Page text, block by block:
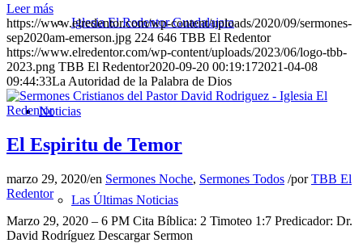
Iglesia El Redentor Guadalajara
Noticias
Las Últimas Noticias
Leer más
https://www.elredentor.com/wp-content/uploads/2020/09/sermones-
sep2020am-emerson.jpg 224 646 TBB El Redentor
https://www.elredentor.com/wp-content/uploads/2023/06/logo-tbb-
2023.png TBB El Redentor2020-09-20 00:19:172021-04-08
09:44:33La Autoridad de la Palabra de Dios
El Espiritu de Temor
marzo 29, 2020/en Sermones Noche, Sermones Todos /porTBB El
Redentor
Marzo 29, 2020 – 6 PM Cita Bíblica: 2 Timoteo 1:7 Predicador: Dr.
David Rodríguez Descargar Sermon